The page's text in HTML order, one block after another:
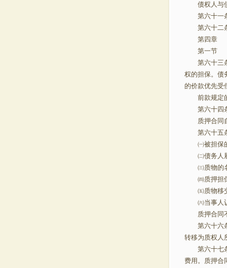
债权人与债
第六十一条
第六十二条
第四
第一节
第六十三条
权的担保。
的价款优
前款规定的
第六十四
质押合同自
第六十五
㈠被担保
㈡债务人
㈢质物的
㈣质押担
㈤质物移
㈥当事人
质押合同不
第六十六条
转移为质权人
第六十七条
费用。质押合